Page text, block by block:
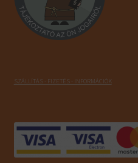
SZÁLLÍTÁS - FIZETÉS - INFORMÁCIÓK